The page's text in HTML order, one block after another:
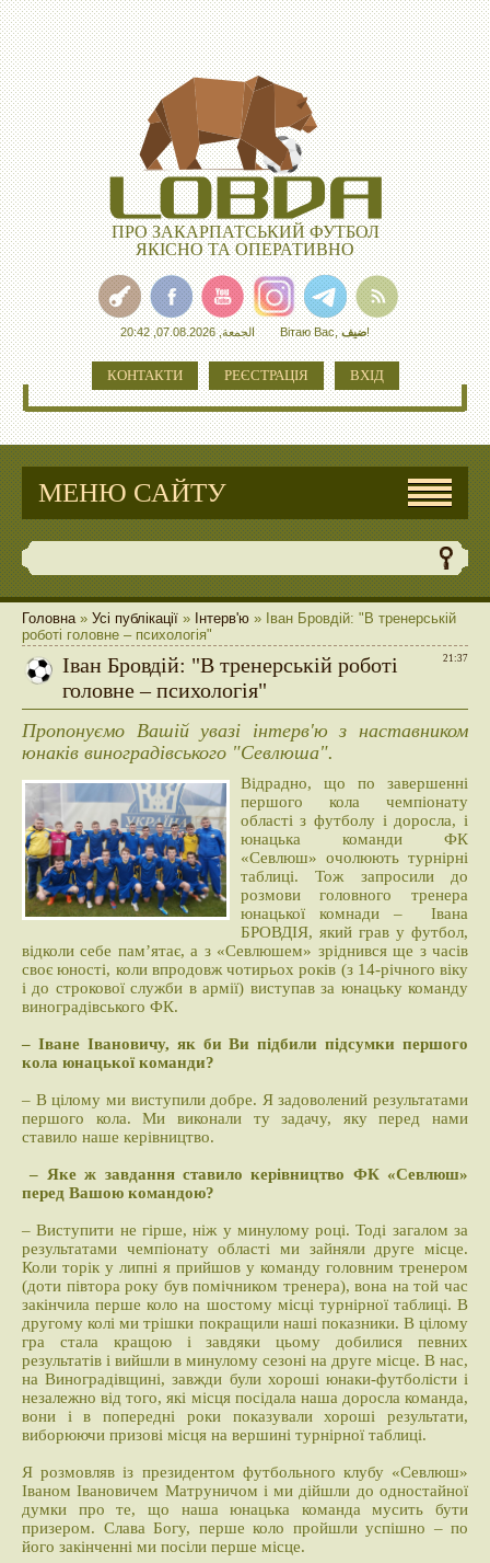
ПРО ЗАКАРПАТСЬКИЙ ФУТБОЛ
ЯКІСНО ТА ОПЕРАТИВНО
الجمعة, 07.08.2026, 20:42 Вітаю Вас,ضيف!
КОНТАКТИ РЕЄСТРАЦІЯ ВХІД
МЕНЮ САЙТУ
Головна» Усі публікації » Інтерв'ю » Іван Бровдій: "В тренерській
роботі головне – психологія"
21:37
Іван Бровдій: "В тренерській роботі
головне – психологія"
Пропонуємо Вашій увазі інтерв'ю з наставником
юнаків виноградівського "Севлюша".
Відрадно, що по завершенні
першого кола чемпіонату
області з футболу і доросла, і
юнацька команди ФК
«Севлюш» очолюють турнірні
таблиці. Тож запросили до
розмови головного тренера
юнацької комнади – Івана
БРОВДІЯ, який грав у футбол,
відколи себе пам’ятає, а з «Севлюшем» зріднився ще з часів
своє юності, коли впродовж чотирьох років (з 14-річного віку
і до строкової служби в армії) виступав за юнацьку команду
виноградівського ФК.
– Іване Івановичу, як би Ви підбили підсумки першого
кола юнацької команди?
– В цілому ми виступили добре. Я задоволений результатами
першого кола. Ми виконали ту задачу, яку перед нами
ставило наше керівництво.
– Яке ж завдання ставило керівництво ФК «Севлюш»
перед Вашою командою?
– Виступити не гірше, ніж у минулому році. Тоді загалом за
результатами чемпіонату області ми зайняли друге місце.
Коли торік у липні я прийшов у команду головним тренером
(доти півтора року був помічником тренера), вона на той час
закінчила перше коло на шостому місці турнірної таблиці. В
другому колі ми трішки покращили наші показники. В цілому
гра стала кращою і завдяки цьому добилися певних
результатів і вийшли в минулому сезоні на друге місце. В нас,
на Виноградівщині, завжди були хороші юнаки-футболісти і
незалежно від того, які місця посідала наша доросла команда,
вони і в попередні роки показували хороші результати,
виборюючи призові місця на вершині турнірної таблиці.
Я розмовляв із президентом футбольного клубу «Севлюш»
Іваном Івановичем Матруничом і ми дійшли до одностайної
думки про те, що наша юнацька команда мусить бути
призером. Слава Богу, перше коло пройшли успішно – по
його закінченні ми посіли перше місце.